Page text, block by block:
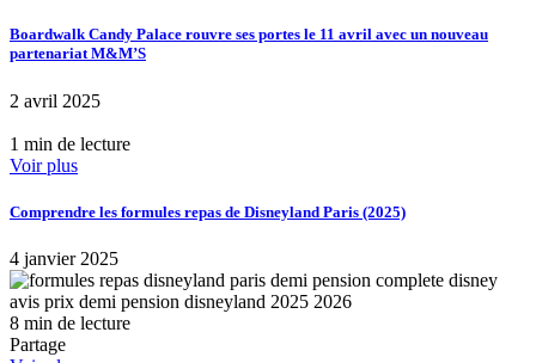
Boardwalk Candy Palace rouvre ses portes le 11 avril avec un nouveau
partenariat M&M’S
2 avril 2025
1 min de lecture
Voir plus
Comprendre les formules repas de Disneyland Paris (2025)
4 janvier 2025
8 min de lecture
Partage